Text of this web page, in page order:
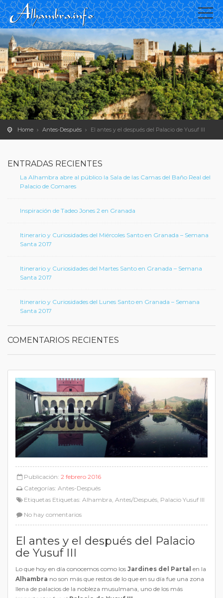
Home Antes-Después El antes y el después del Palacio de Yusuf III
ENTRADAS RECIENTES
La Alhambra abre al público la Sala de las Camas del Baño Real del
Palacio de Comares
Inspiración de Tadeo Jones 2 en Granada
Itinerario y Curiosidades del Miércoles Santo en Granada – Semana
Santa 2017
Itinerario y Curiosidades del Martes Santo en Granada – Semana
Santa 2017
Itinerario y Curiosidades del Lunes Santo en Granada – Semana
Santa 2017
COMENTARIOS RECIENTES
Publicación: 2 febrero 2016
Categorías: Antes-Después
Etiquetas Etiquetas: Alhambra Antes/Después, Palacio Yusuf III
No hay comentarios
El antes y el después del Palacio
de Yusuf III
Lo que hoy en día conocemos como los Jardines del Partal en la
Alhambra no son más que restos de lo que en su día fue una zona
llena de palacios de la nobleza musulmana, uno de los más